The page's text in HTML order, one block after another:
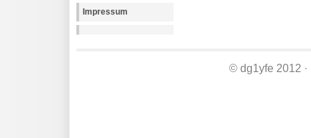
Impressum
© dg1yfe 2012